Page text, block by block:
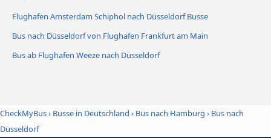
Flughafen Amsterdam Schiphol nach Düsseldorf Busse
Bus nach Düsseldorf von Flughafen Frankfurt am Main
Bus ab Flughafen Weeze nach Düsseldorf
CheckMyBus› Busse in Deutschland › Bus nach Hamburg › Bus nach
Düsseldorf